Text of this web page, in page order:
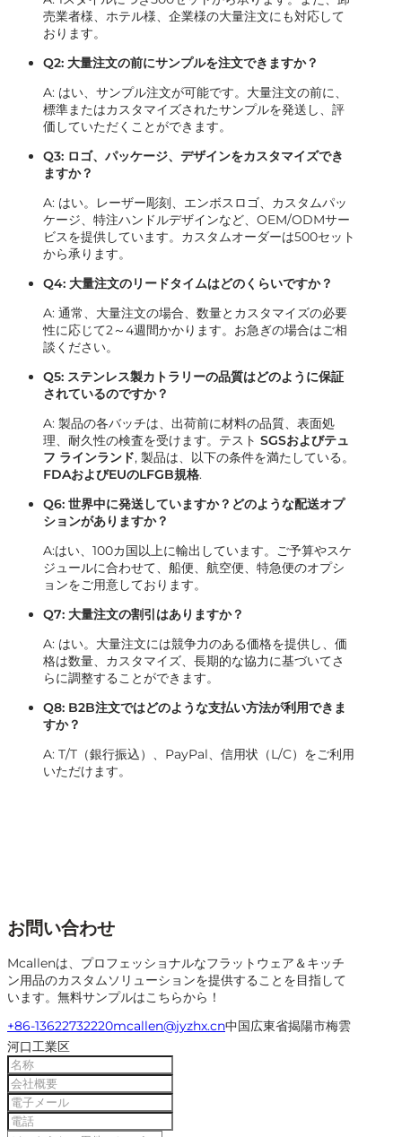
売業者様、ホテル様、企業様の大量注文にも対応して
おります。
Q2: 大量注文の前にサンプルを注文できますか？
A: はい、サンプル注文が可能です。大量注文の前に、
標準またはカスタマイズされたサンプルを発送し、評
価していただくことができます。
Q3: ロゴ、パッケージ、デザインをカスタマイズでき
ますか？
A: はい。レーザー彫刻、エンボスロゴ、カスタムパッ
ケージ、特注ハンドルデザインなど、OEM/ODMサー
ビスを提供しています。カスタムオーダーは500セット
から承ります。
Q4: 大量注文のリードタイムはどのくらいですか？
A: 通常、大量注文の場合、数量とカスタマイズの必要
性に応じて2～4週間かかります。お急ぎの場合はご相
談ください。
Q5: ステンレス製カトラリーの品質はどのように保証
されているのですか？
A: 製品の各バッチは、出荷前に材料の品質、表面処
理、耐久性の検査を受けます。テスト SGSおよびテュ
フ ラインランド, 製品は、以下の条件を満たしている。
FDAおよびEUのLFGB規格.
Q6: 世界中に発送していますか？どのような配送オプ
ションがありますか？
A:はい、100カ国以上に輸出しています。ご予算やスケ
ジュールに合わせて、船便、航空便、特急便のオプシ
ョンをご用意しております。
Q7: 大量注文の割引はありますか？
A: はい。大量注文には競争力のある価格を提供し、価
格は数量、カスタマイズ、長期的な協力に基づいてさ
らに調整することができます。
Q8: B2B注文ではどのような支払い方法が利用できま
すか？
A: T/T（銀行振込）、PayPal、信用状（L/C）をご利用
いただけます。
お問い合わせ
Mcallenは、プロフェッショナルなフラットウェア＆キッチ
ン用品のカスタムソリューションを提供することを目指して
います。無料サンプルはこちらから！
+86-13622732220mcallen@jyzhx.cn中国広東省揭陽市梅雲
河口工業区